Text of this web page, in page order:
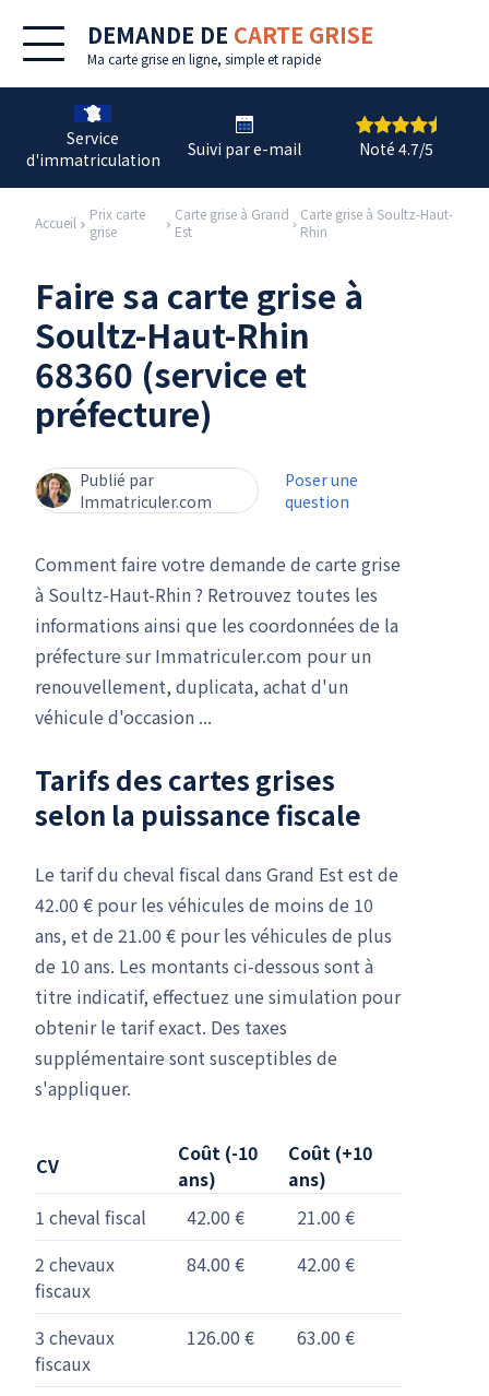
DEMANDE DE CARTE GRISE
Ma carte grise en ligne, simple et rapide
Service
d'immatriculation
Suivi par e-mail Noté 4.7/5
Accueil
Prix carte
grise
Carte grise à Grand
Est
Carte grise à Soultz-Haut-
Rhin
Faire sa carte grise à
Soultz-Haut-Rhin
68360 (service et
préfecture)
Publié par
Immatriculer.com
Poser une
question
Comment faire votre demande de carte grise
à Soultz-Haut-Rhin ? Retrouvez toutes les
informations ainsi que les coordonnées de la
préfecture sur Immatriculer.com pour un
renouvellement, duplicata, achat d'un
véhicule d'occasion ...
Tarifs des cartes grises
selon la puissance fiscale
Le tarif du cheval fiscal dans Grand Est est de
42.00 € pour les véhicules de moins de 10
ans, et de 21.00 € pour les véhicules de plus
de 10 ans. Les montants ci-dessous sont à
titre indicatif, effectuez une simulation pour
obtenir le tarif exact. Des taxes
supplémentaire sont susceptibles de
s'appliquer.
CV
Coût (-10
ans)
Coût (+10
ans)
1 cheval fiscal
42.00 €
21.00 €
2 chevaux
fiscaux
84.00 € 42.00 €
3 chevaux
fiscaux
126.00 € 63.00 €